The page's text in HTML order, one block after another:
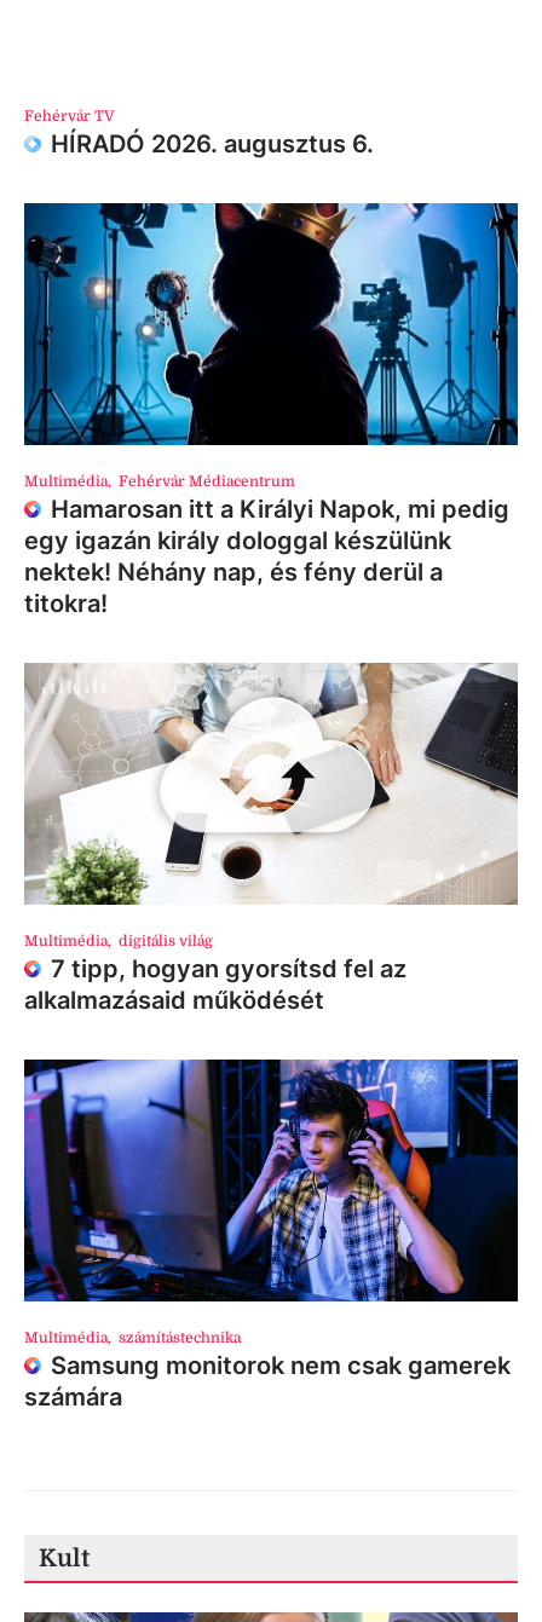
Fehérvár TV
HÍRADÓ 2026. augusztus 6.
Multimédia, Fehérvár Médiacentrum
Hamarosan itt a Királyi Napok, mi pedig
egy igazán király dologgal készülünk
nektek! Néhány nap, és fény derül a
titokra!
Multimédia, digitális világ
7 tipp, hogyan gyorsítsd fel az
alkalmazásaid működését
Multimédia, számítástechnika
Samsung monitorok nem csak gamerek
számára
Kult